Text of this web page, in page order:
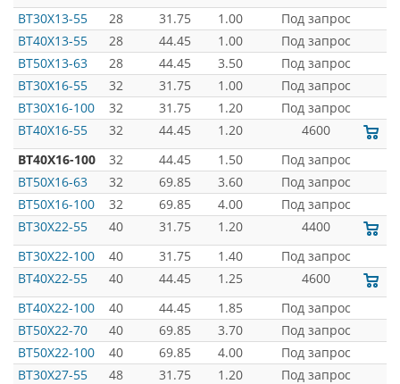
BT30X13-55
28 31.75 1.00
Под запрос
BT40X13-55
28 44.45 1.00
Под запрос
BT50X13-63
28 44.45 3.50
Под запрос
BT30X16-55
32 31.75 1.00
Под запрос
BT30X16-100
32 31.75 1.20
Под запрос
BT40X16-55
32 44.45 1.20
4600
BT40X16-100
32 44.45 1.50
Под запрос
BT50X16-63
32 69.85 3.60
Под запрос
BT50X16-100
32 69.85 4.00
Под запрос
BT30X22-55
40 31.75 1.20
4400
BT30X22-100
40 31.75 1.40
Под запрос
BT40X22-55
40 44.45 1.25
4600
BT40X22-100
40 44.45 1.85
Под запрос
BT50X22-70
40 69.85 3.70
Под запрос
BT50X22-100
40 69.85 4.00
Под запрос
BT30X27-55
48 31.75 1.20
Под запрос